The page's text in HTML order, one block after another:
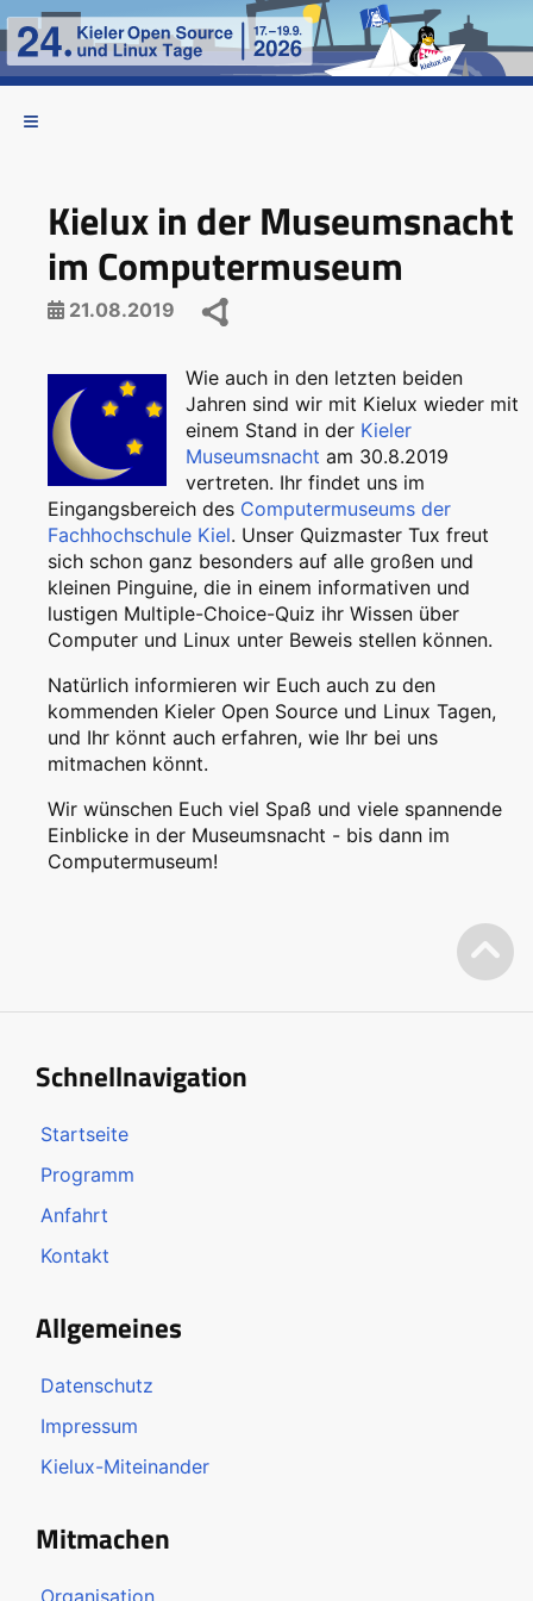
Kielux in der Museumsnacht
im Computermuseum
21.08.2019
Wie auch in den letzten beiden
Jahren sind wir mit Kielux wieder mit
einem Stand in der Kieler
Museumsnacht am 30.8.2019
vertreten. Ihr findet uns im
Eingangsbereich des Computermuseums der
Fachhochschule Kiel. Unser Quizmaster Tux freut
sich schon ganz besonders auf alle großen und
kleinen Pinguine, die in einem informativen und
lustigen Multiple-Choice-Quiz ihr Wissen über
Computer und Linux unter Beweis stellen können.
Natürlich informieren wir Euch auch zu den
kommenden Kieler Open Source und Linux Tagen,
und Ihr könnt auch erfahren, wie Ihr bei uns
mitmachen könnt.
Wir wünschen Euch viel Spaß und viele spannende
Einblicke in der Museumsnacht - bis dann im
Computermuseum!
Schnellnavigation
Startseite
Programm
Anfahrt
Kontakt
Allgemeines
Datenschutz
Impressum
Kielux-Miteinander
Mitmachen
Organisation